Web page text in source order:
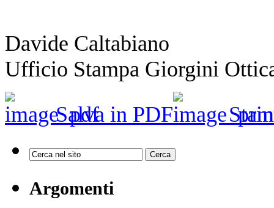
Davide Caltabiano
Ufficio Stampa Giorgini
Salva in PDF
Argomenti